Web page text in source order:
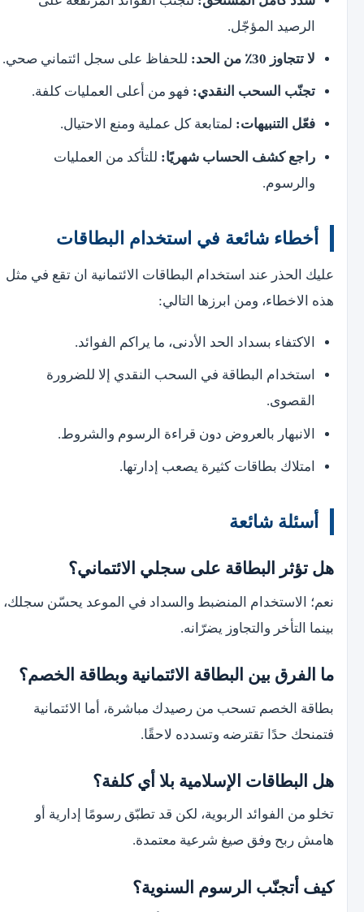
الرصيد المؤجّل.
لا تتجاوز 30٪ من الحد: للحفاظ على سجل ائتماني صحي.
تجنّب السحب النقدي: فهو من أعلى العمليات كلفة.
فعّل التنبيهات: لمتابعة كل عملية ومنع الاحتيال.
راجع كشف الحساب شهريًا: للتأكد من العمليات
والرسوم.
أخطاء شائعة في استخدام البطاقات
عليك الحذر عند استخدام البطاقات الائتمانية ان تقع في مثل
هذه الاخطاء، ومن ابرزها التالي:
الاكتفاء بسداد الحد الأدنى، ما يراكم الفوائد.
استخدام البطاقة في السحب النقدي إلا للضرورة
القصوى.
الانبهار بالعروض دون قراءة الرسوم والشروط.
امتلاك بطاقات كثيرة يصعب إدارتها.
أسئلة شائعة
هل تؤثر البطاقة على سجلي الائتماني؟
نعم؛ الاستخدام المنضبط والسداد في الموعد يحسّن سجلك،
بينما التأخر والتجاوز يضرّانه.
ما الفرق بين البطاقة الائتمانية وبطاقة الخصم؟
بطاقة الخصم تسحب من رصيدك مباشرة، أما الائتمانية
فتمنحك حدًا تقترضه وتسدده لاحقًا.
هل البطاقات الإسلامية بلا أي كلفة؟
تخلو من الفوائد الربوية، لكن قد تطبّق رسومًا إدارية أو
هامش ربح وفق صيغ شرعية معتمدة.
كيف أتجنّب الرسوم السنوية؟